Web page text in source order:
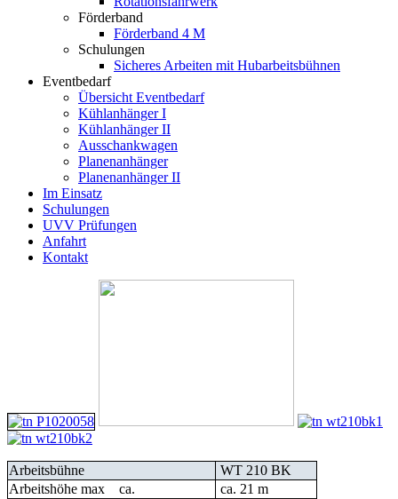
Förderband
Förderband 4 M
Schulungen
Sicheres Arbeiten mit Hubarbeitsbühnen
Eventbedarf
Übersicht Eventbedarf
Kühlanhänger I
Kühlanhänger II
Ausschankwagen
Planenanhänger
Planenanhänger II
Im Einsatz
Schulungen
UVV Prüfungen
Anfahrt
Kontakt
Arbeitsbühne
WT 210 BK
Arbeitshöhe max ca.
ca. 21 m